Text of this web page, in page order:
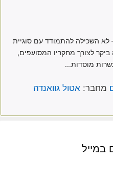
לא השכילה להתמודד עם סוגיית
ביקר לצורך מחקריו המסועפים,
מוסדות...
מחבר: אטול גוואנדה
במייל